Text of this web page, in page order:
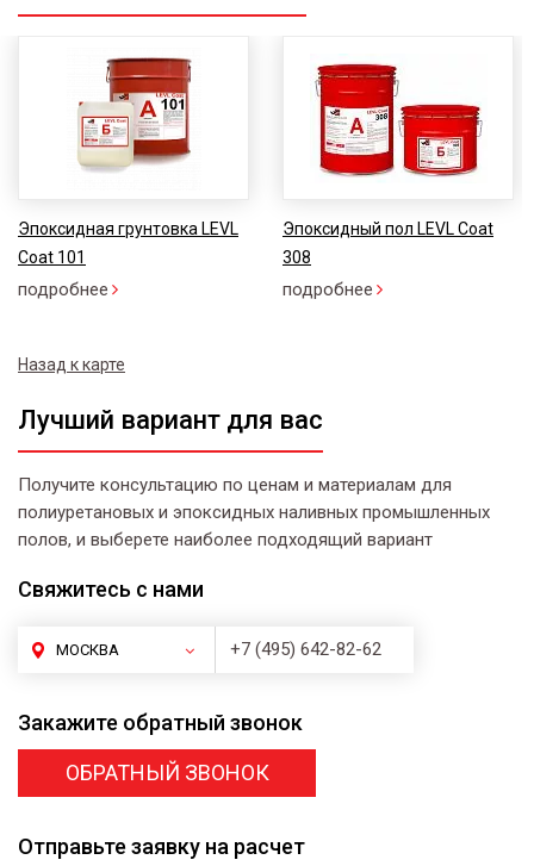
Эпоксидная грунтовка LEVL
Coat 101
подробнее
Эпоксидный пол LEVL Coat
308
подробнее
Назад к карте
Лучший вариант для вас
Получите консультацию по ценам и материалам для
полиуретановых и эпоксидных наливных промышленных
полов, и выберете наиболее подходящий вариант
Свяжитесь с нами
МОСКВА +7 (495) 642-82-62
Закажите обратный звонок
ОБРАТНЫЙ ЗВОНОК
Отправьте заявку на расчет